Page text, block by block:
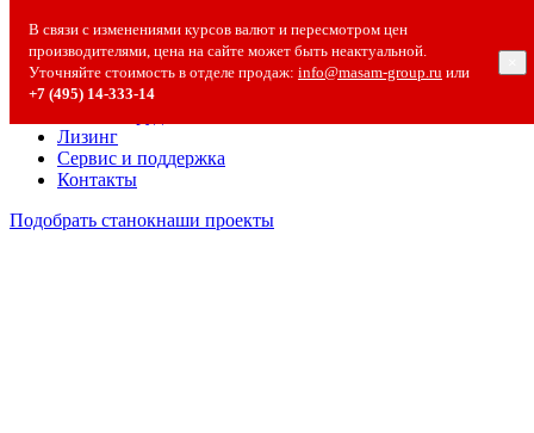
В связи с изменениями курсов валют и пересмотром цен
производителями, цена на сайте может быть неактуальной.
Уточняйте стоимость в отделе продаж: info@masam-group.ru или
+7 (495) 14‑333‑14
О компании
О компании
Полезная информация
Вакансии
Лизинг
Сервис и поддержка
Контакты
Подобрать станокнаши проекты